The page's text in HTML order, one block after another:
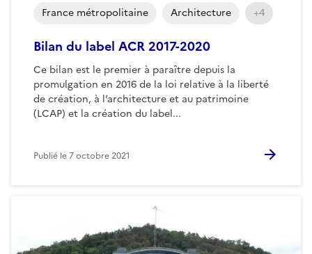
Bilan du label ACR 2017-2020
Ce bilan est le premier à paraître depuis la
promulgation en 2016 de la loi relative à la liberté
de création, à l’architecture et au patrimoine
(LCAP) et la création du label...
France métropolitaine Architecture +4
Publié le7 octobre 2021